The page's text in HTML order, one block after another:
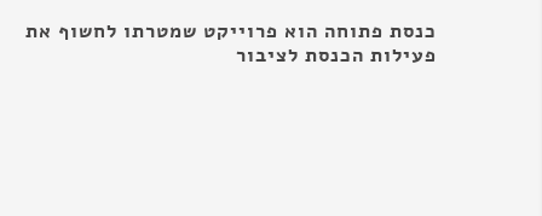
כנסת פתוחה הוא פרוייקט שמטרתו לחשוף את
פעילות הכנסת לציבור